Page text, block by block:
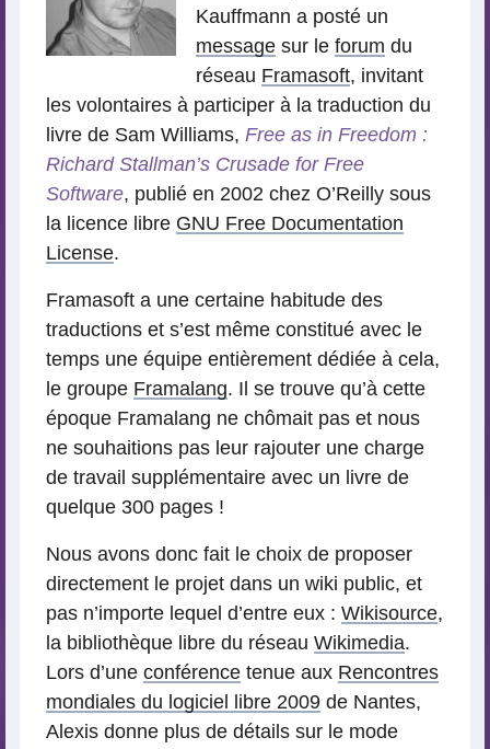
Kauffmann a posté un
message sur le forum du
réseau Framasoft, invitant
les volontaires à participer à la traduction du
livre de Sam Williams, Free as in Freedom :
Richard Stallman’s Crusade for Free
Software, publié en 2002 chez O’Reilly sous
la licence libre GNU Free Documentation
License.
Framasoft a une certaine habitude des
traductions et s’est même constitué avec le
temps une équipe entièrement dédiée à cela,
le groupe Framalang. Il se trouve qu’à cette
époque Framalang ne chômait pas et nous
ne souhaitions pas leur rajouter une charge
de travail supplémentaire avec un livre de
quelque 300 pages !
Nous avons donc fait le choix de proposer
directement le projet dans un wiki public, et
pas n’importe lequel d’entre eux : Wikisource,
la bibliothèque libre du réseau Wikimedia.
Lors d’une conférence tenue aux Rencontres
mondiales du logiciel libre 2009 de Nantes,
Alexis donne plus de détails sur le mode